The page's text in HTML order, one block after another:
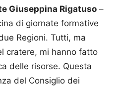
Giuseppina Rigatuso –
di giornate formative
Regioni. Tutti, ma
cratere, mi hanno fatto
delle risorse. Questa
del Consiglio dei